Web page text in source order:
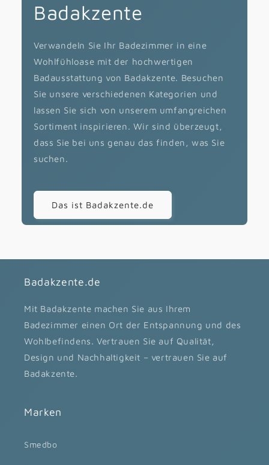
Badakzente
Verwandeln Sie Ihr Badezimmer in eine
Wohlfühloase mit der hochwertigen
Badausstattung von Badakzente. Besuchen
Sie unsere verschiedenen Kategorien und
lassen Sie sich von unserem umfangreichen
Sortiment inspirieren. Wir sind überzeugt,
dass Sie bei uns genau das finden, was Sie
suchen.
Das ist Badakzente.de
Badakzente.de
Mit Badakzente machen Sie aus Ihrem
Badezimmer einen Ort der Entspannung und des
Wohlbefindens. Vertrauen Sie auf Qualität,
Design und Nachhaltigkeit – vertrauen Sie auf
Badakzente.
Marken
Smedbo